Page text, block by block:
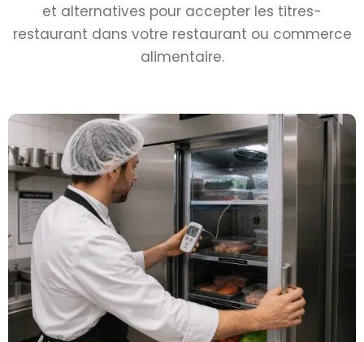
et alternatives pour accepter les titres-
restaurant dans votre restaurant ou commerce
alimentaire.